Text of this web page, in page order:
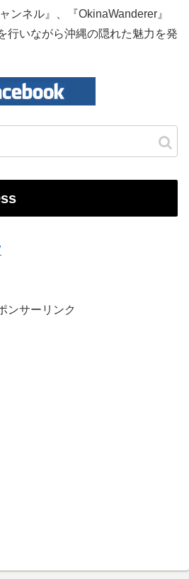
ンネル』、『OkinaWanderer』
行いながら沖縄の隠れた魅力を発
ンサーリンク